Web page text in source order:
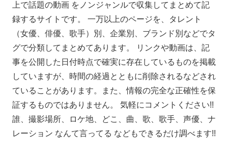
上で話題の動画 をノンジャンルで収集してまとめて記
録するサイトです。 一万以上のページを、タレント
（女優、俳優、歌手）別、企業別、ブランド別などでタ
グで分類してまとめてあります。 リンクや動画は、記
事を公開した日付時点で確実に存在しているものを掲載
していますが、時間の経過とともに削除されるなどされ
ていることがあります。また、情報の完全な正確性を保
証するものではありません。 気軽にコメントください!!
誰、撮影場所、ロケ地、どこ、曲、歌、歌手、声優、ナ
レーション なんて言ってる などもできるだけ調べます!!